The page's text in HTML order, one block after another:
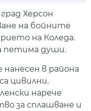
Херсон
на бойните
на Коледа.
петима души.
в района
цивилни.
нарече
за сплашване и